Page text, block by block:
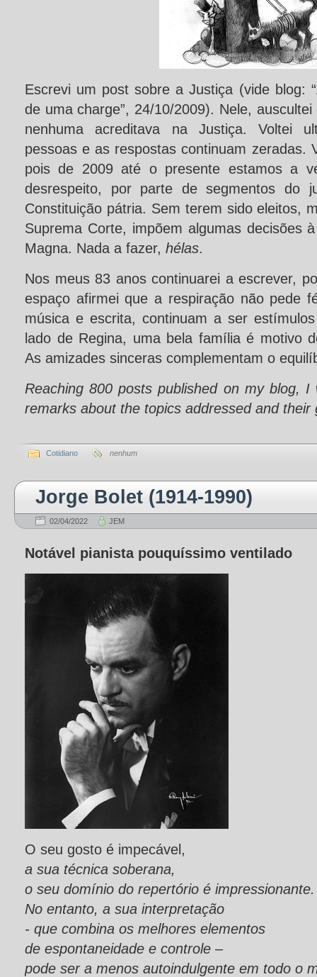
Escrevi um post sobre a Justiça (vide blog:
de uma charge”, 24/10/2009). Nele,
nenhuma acreditava na Justiça. Voltei
pessoas e as respostas continuam zeradas.
pois de 2009 até o presente estamos a
desrespeito, por parte de segmentos do
Constituição pátria. Sem terem sido eleitos,
Suprema Corte, impõem algumas decisões
Magna. Nada a fazer, hélas.
Nos meus 83 anos continuarei a escrever,
espaço afirmei que a respiração não pede
música e escrita, continuam a ser
lado de Regina, uma bela família é motivo
As amizades sinceras complementam o
Reaching 800 posts published on my blog,
remarks about the topics addressed and their
Cotidiano nenhum
Jorge Bolet (1914-1990)
02/04/2022 JEM
Notável pianista pouquíssimo ventilado
O seu gosto é impecável,
a sua técnica soberana,
o seu domínio do repertório é impressionante.
No entanto, a sua interpretação
- que combina os melhores elementos
de espontaneidade e controle –
pode ser a menos autoindulgente em todo o